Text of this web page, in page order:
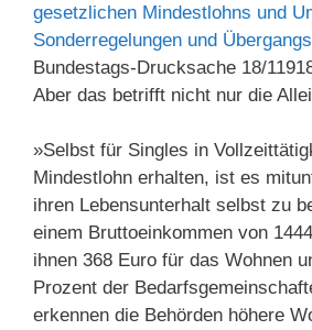
gesetzlichen Mindestlohns und
Sonderregelungen und
Bundestags-Drucksache 18/
Aber das betrifft nicht nur die
»Selbst für Singles in
Mindestlohn erhalten, ist es
ihren Lebensunterhalt selbst zu
einem Bruttoeinkommen von
ihnen 368 Euro für das Wohnen
Prozent der
erkennen die Behörden höhere